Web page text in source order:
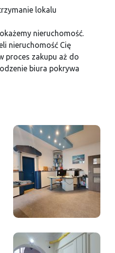
lokalu
nieruchomość.
nieruchomość Cię
proces zakupu aż do
biura pokrywa